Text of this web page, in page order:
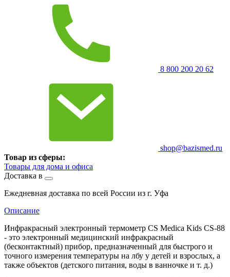
8 800 200 20 62
shop@bazismed.ru
Товар из сферы:
Товары для дома и офиса
Доставка в
Ежедневная доставка по всей России из г. Уфа
Описание
Инфракрасный электронный термометр CS Medica Kids CS-88
- это электронный медицинский инфракрасный
(бесконтактный) прибор, предназначенный для быстрого и
точного измерения температуры на лбу у детей и взрослых, а
также объектов (детского питания, воды в ванночке и т. д.)